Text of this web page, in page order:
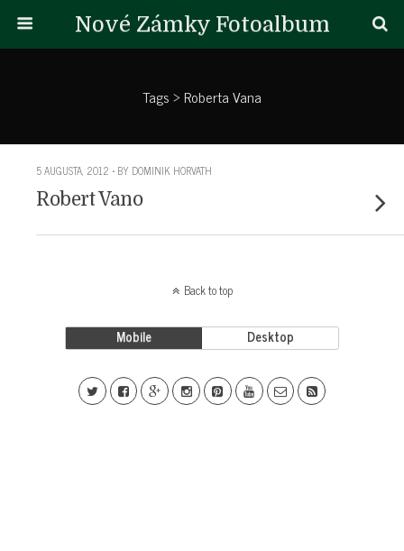
Nové Zámky Fotoalbum
Tags › Roberta Vana
5 AUGUSTA, 2012 • BY DOMINIK HORVATH
Robert Vano
Back to top
Mobile Desktop